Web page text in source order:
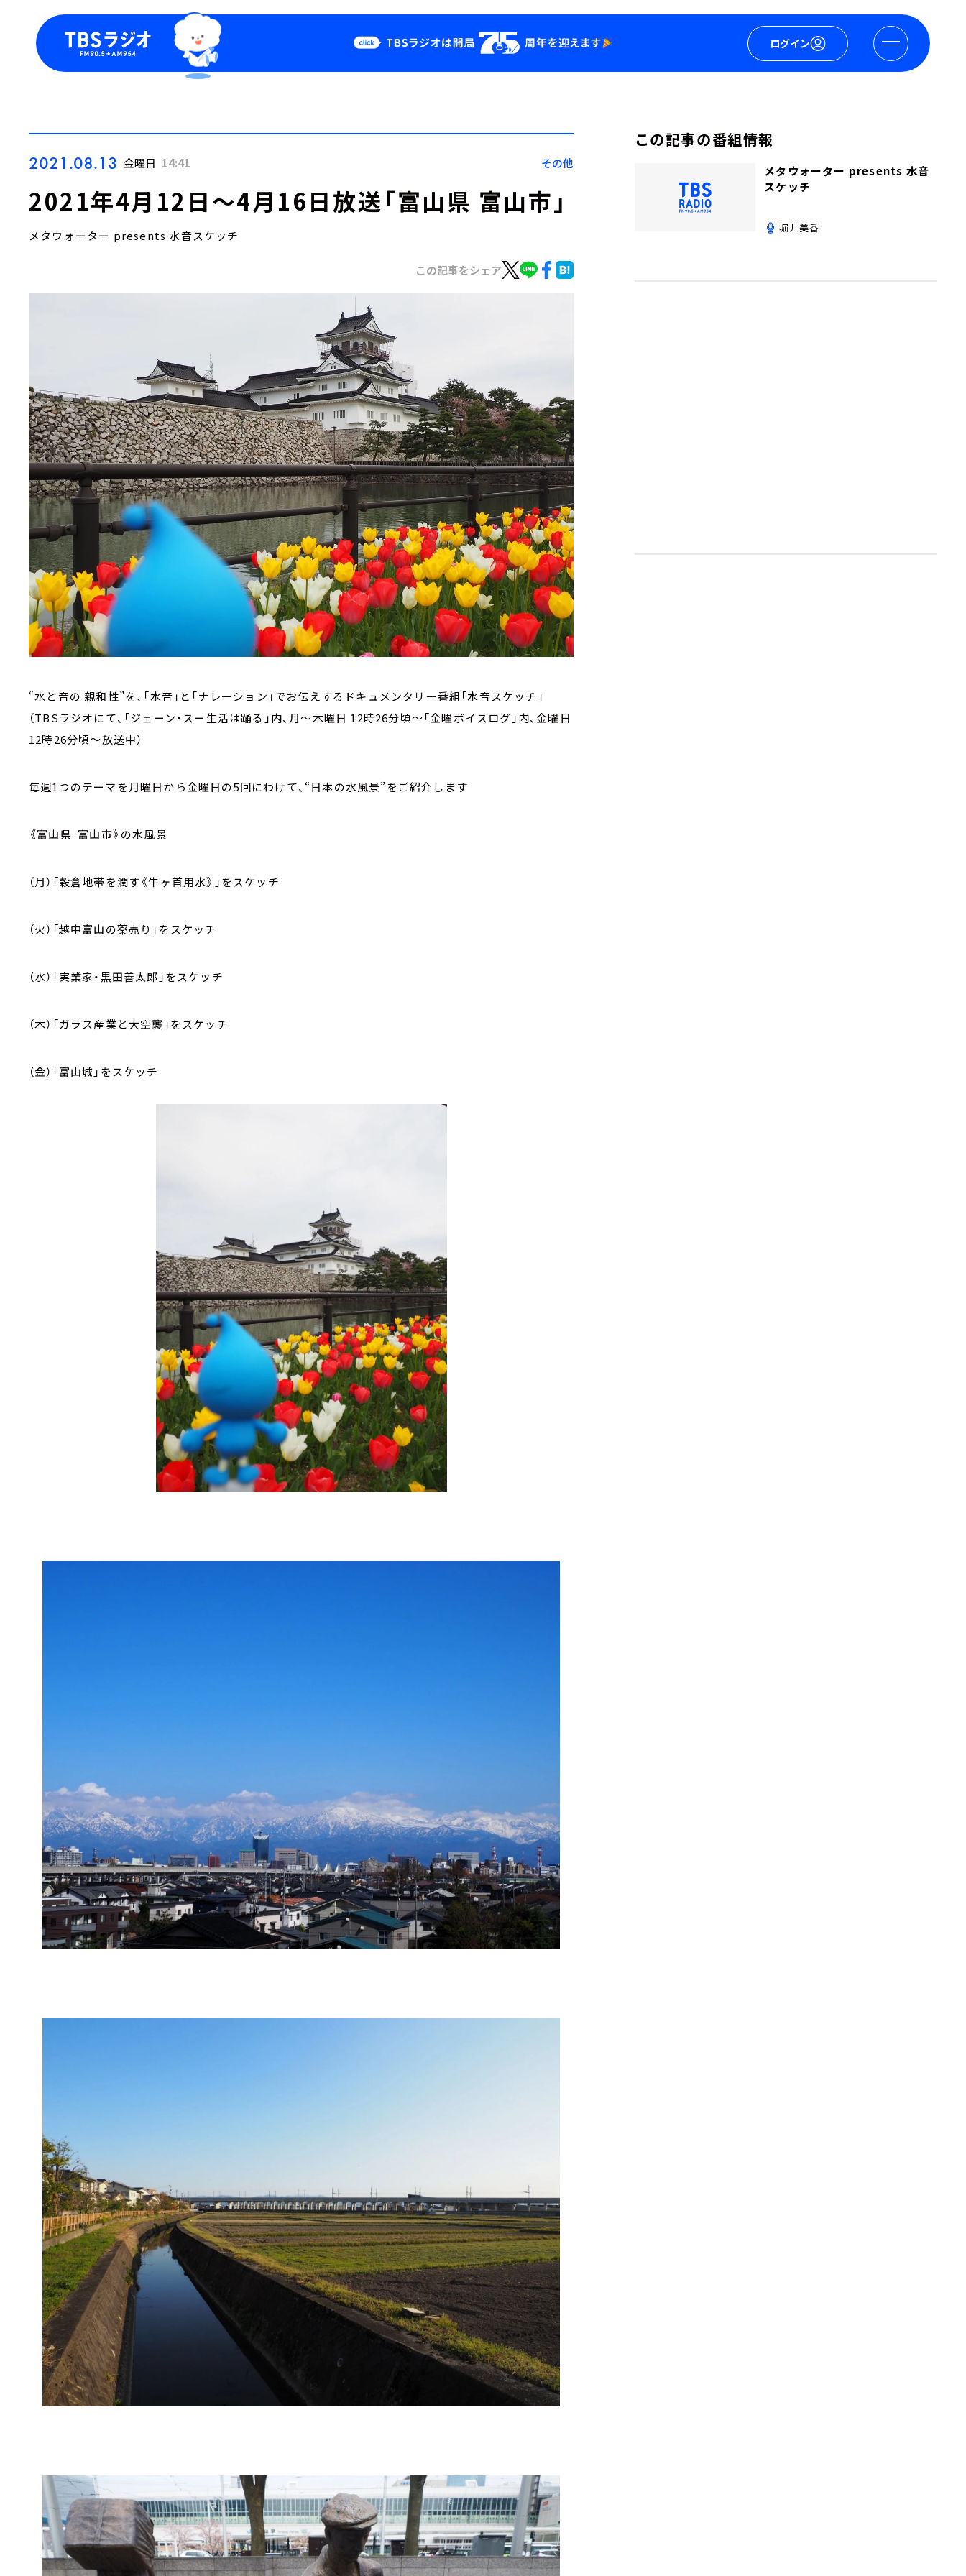
ログイン
Podcast
YouTube
2021.08.13 金曜日 14:41 その他
2021年4月12日～4月16日放送「富山県 富山市」
メタウォーター presents 水音スケッチ
この記事をシェア
“水と音の 親和性”を、「水音」と「ナレーション」でお伝えするドキュメンタリー番組「水音スケッチ」
（TBSラジオにて、「ジェーン・スー生活は踊る」内、月～木曜日 12時26分頃～「金曜ボイスログ」内、金曜日
12時26分頃～放送中）
毎週1つのテーマを月曜日から金曜日の5回にわけて、“日本の水風景”をご紹介します
《富山県 富山市》の水風景
（月）「穀倉地帯を潤す《牛ヶ首用水》」をスケッチ
（火）「越中富山の薬売り」をスケッチ
（水）「実業家・黒田善太郎」をスケッチ
（木）「ガラス産業と大空襲」をスケッチ
（金）「富山城」をスケッチ
この記事の番組情報
メタウォーター presents 水音
スケッチ
堀井美香